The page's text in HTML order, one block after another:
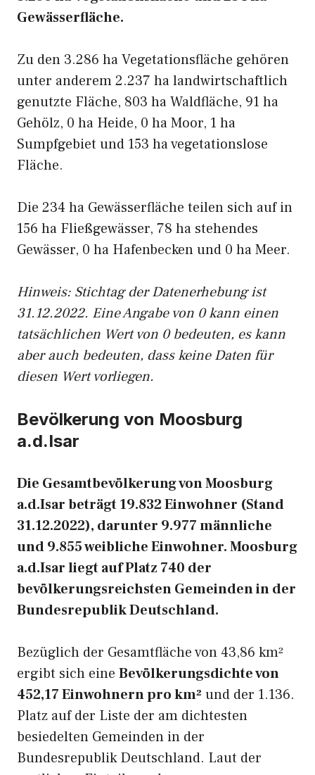
Gewässerfläche.
Zu den 3.286 ha Vegetationsfläche gehören
unter anderem 2.237 ha landwirtschaftlich
genutzte Fläche, 803 ha Waldfläche, 91 ha
Gehölz, 0 ha Heide, 0 ha Moor, 1 ha
Sumpfgebiet und 153 ha vegetationslose
Fläche.
Die 234 ha Gewässerfläche teilen sich auf in
156 ha Fließgewässer, 78 ha stehendes
Gewässer, 0 ha Hafenbecken und 0 ha Meer.
Hinweis: Stichtag der Datenerhebung ist
31.12.2022. Eine Angabe von 0 kann einen
tatsächlichen Wert von 0 bedeuten, es kann
aber auch bedeuten, dass keine Daten für
diesen Wert vorliegen.
Bevölkerung von Moosburg
a.d.Isar
Die Gesamtbevölkerung von Moosburg
a.d.Isar beträgt 19.832 Einwohner (Stand
31.12.2022), darunter 9.977 männliche
und 9.855 weibliche Einwohner. Moosburg
a.d.Isar liegt auf Platz 740 der
bevölkerungsreichsten Gemeinden in der
Bundesrepublik Deutschland.
Bezüglich der Gesamtfläche von 43,86 km²
ergibt sich eine Bevölkerungsdichte von
452,17 Einwohnern pro km² und der 1.136.
Platz auf der Liste der am dichtesten
besiedelten Gemeinden in der
Bundesrepublik Deutschland. Laut der